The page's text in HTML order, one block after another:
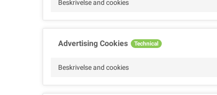
Beskrivelse and cookies
Advertising Cookies Technical
Beskrivelse and cookies